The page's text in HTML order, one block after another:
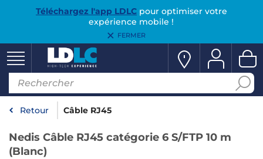
Téléchargez l'app LDLCpour optimiser votre
expérience mobile !
FERMER
Retour Câble RJ45
Nedis Câble RJ45 catégorie 6 S/FTP 10 m
(Blanc)